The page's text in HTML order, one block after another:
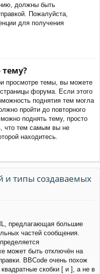
должны быть
Пожалуйста,
для получения
просмотре темы, вы можете
форума. Если этого
поднятия тем могла
пройти до повторного
поднять тему, просто
что тем самым вы не
находитесь.
типы создаваемых
предлагающая большие
частей сообщения.
может быть отключён на
BBCode очень похож
скобки [ и ], а не в